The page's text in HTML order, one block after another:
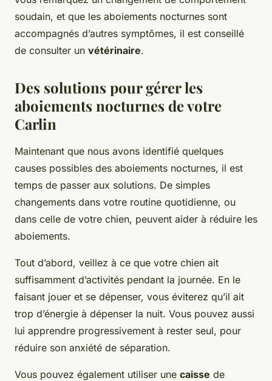
soudain, et que les aboiements nocturnes sont
accompagnés d’autres symptômes, il est conseillé
de consulter un vétérinaire.
Des solutions pour gérer les
aboiements nocturnes de votre
Carlin
Maintenant que nous avons identifié quelques
causes possibles des aboiements nocturnes, il est
temps de passer aux solutions. De simples
changements dans votre routine quotidienne, ou
dans celle de votre chien, peuvent aider à réduire les
aboiements.
Tout d’abord, veillez à ce que votre chien ait
suffisamment d’activités pendant la journée. En le
faisant jouer et se dépenser, vous éviterez qu’il ait
trop d’énergie à dépenser la nuit. Vous pouvez aussi
lui apprendre progressivement à rester seul, pour
réduire son anxiété de séparation.
Vous pouvez également utiliser une caisse de